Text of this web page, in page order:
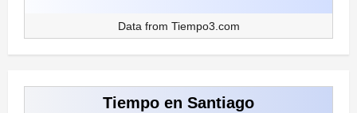
Data from Tiempo3.com
Tiempo en Santiago